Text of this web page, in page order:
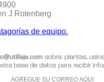
J Rotenberg
de equipo.